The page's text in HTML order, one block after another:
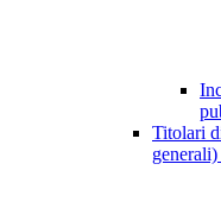
Titolari
generali)